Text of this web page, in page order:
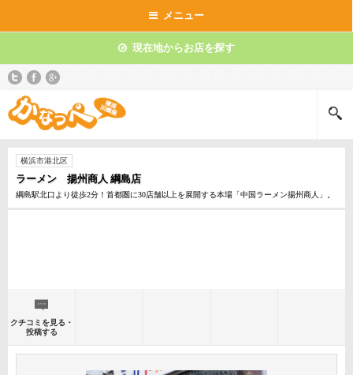
メニュー
現在地からお店を探す
横浜市港北区
ラーメン 揚州商人 綱島店
綱島駅北口より徒歩2分！首都圏に30店舗以上を展開する本場「中国ラーメン揚州商人」。
クチコミを見る・
投稿する